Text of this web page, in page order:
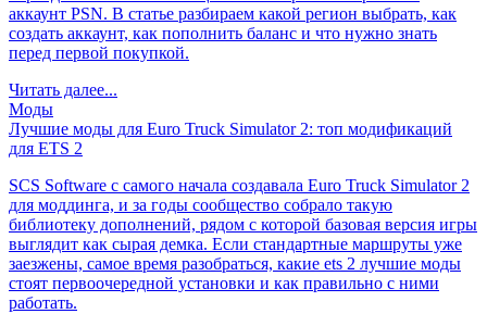
аккаунт PSN. В статье разбираем какой регион выбрать, как
создать аккаунт, как пополнить баланс и что нужно знать
перед первой покупкой.
Читать далее...
Моды
Лучшие моды для Euro Truck Simulator 2: топ модификаций
для ETS 2
SCS Software с самого начала создавала Euro Truck Simulator 2
для моддинга, и за годы сообщество собрало такую
библиотеку дополнений, рядом с которой базовая версия игры
выглядит как сырая демка. Если стандартные маршруты уже
заезжены, самое время разобраться, какие ets 2 лучшие моды
стоят первоочередной установки и как правильно с ними
работать.